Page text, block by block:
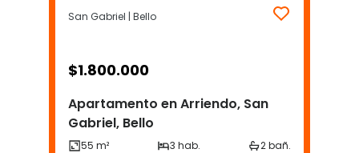
San Gabriel | Bello
$1.800.000
Apartamento en Arriendo, San
Gabriel, Bello